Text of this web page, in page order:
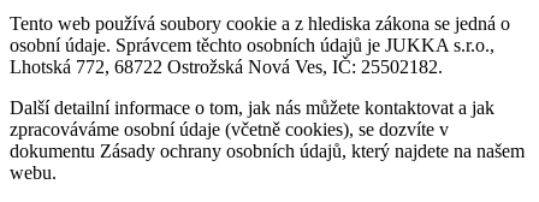
Tento web používá soubory cookie a z hlediska zákona se jedná o
osobní údaje. Správcem těchto osobních údajů je JUKKA s.r.o.,
Lhotská 772, 68722 Ostrožská Nová Ves, IČ: 25502182.
Další detailní informace o tom, jak nás můžete kontaktovat a jak
zpracováváme osobní údaje (včetně cookies), se dozvíte v
dokumentu Zásady ochrany osobních údajů, který najdete na našem
webu.